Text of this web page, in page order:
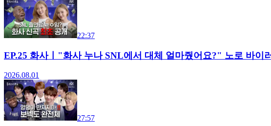
22:37
EP.25 화사ㅣ"화사 누나 SNL에서 대체 얼마줬어요?" 노로 바이
2026.08.01
27:57